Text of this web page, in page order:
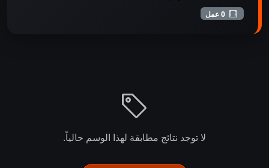
لا توجد نتائج مطابقة لهذا الوسم حالياً.